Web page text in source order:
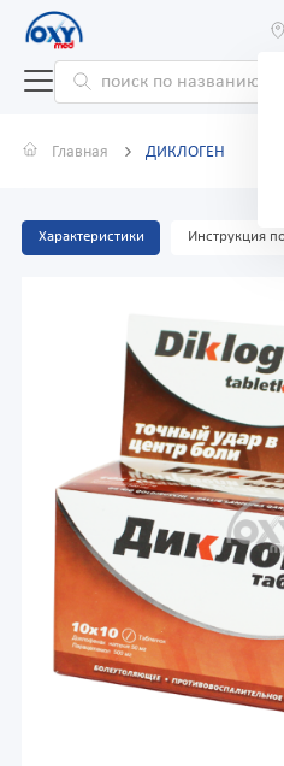
Главная ДИКЛОГЕН
Характеристики Инструкция